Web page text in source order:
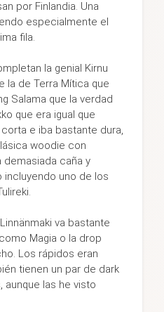
por Finlandia. Una
especialmente el
fila.
la genial Kirnu
la de Terra Mítica que
Salama que la verdad
que era igual que
e iba bastante dura,
woodie con
demasiada caña y
uno de los
va bastante
Magia o la drop
Los rápidos eran
tienen un par de dark
aunque las he visto